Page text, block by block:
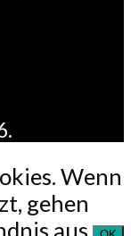
Wenn
gehen
aus.